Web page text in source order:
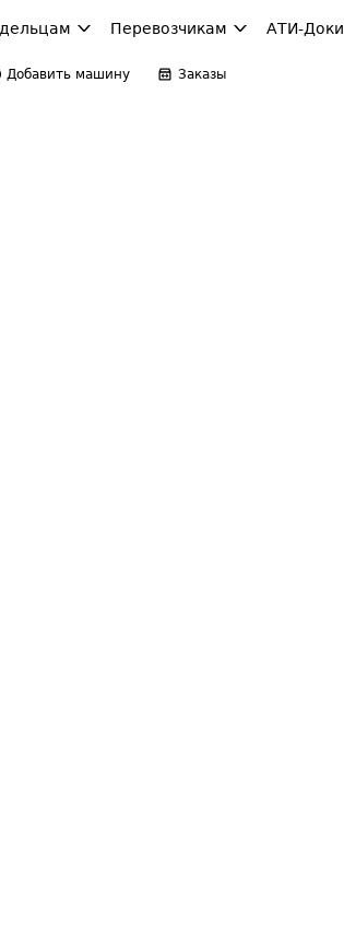
Перевозчикам АТИ-Доки
Добавить машину Заказы